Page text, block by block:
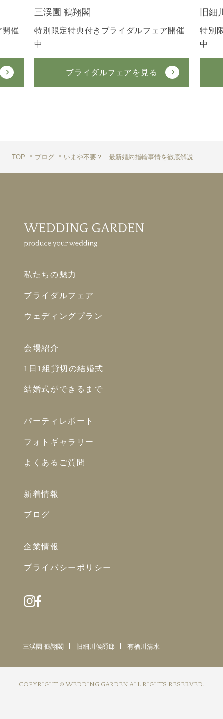
開催
三渓園 鶴翔閣
特別限定特典付きブライダルフェア開催
中
ブライダルフェアを見る
旧細
特別
中
TOP ブログ いまや不要？ 最新婚約指輪事情を徹底解説
私たちの魅力
ブライダルフェア
ウェディングプラン
会場紹介
1日1組貸切の結婚式
結婚式ができるまで
パーティレポート
フォトギャラリー
よくあるご質問
新着情報
ブログ
企業情報
プライバシーポリシー
三渓園 鶴翔閣 旧細川侯爵邸 有栖川清水
COPYRIGHT © WEDDING GARDEN ALL RIGHTS RESERVED.